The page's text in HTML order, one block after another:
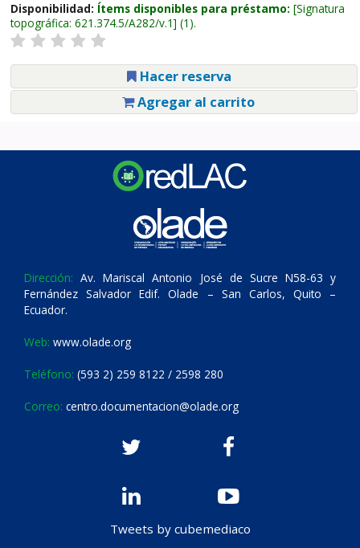
Disponibilidad: Ítems disponibles para préstamo: Signatura
topográfica: 621.374.5/A282/v.1 (1).
Hacer reserva
Agregar al carrito
Dirección: Av. Mariscal Antonio José de Sucre N58-63 y
Fernández Salvador Edif. Olade – San Carlos, Quito –
Ecuador.
Web: www.olade.org
Teléfono: (593 2) 259 8122 / 2598 280
Correo: centro.documentacion@olade.org
Tweets by cubemediaco